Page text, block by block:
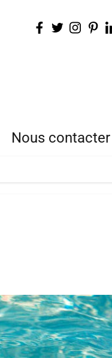
Nous contacter